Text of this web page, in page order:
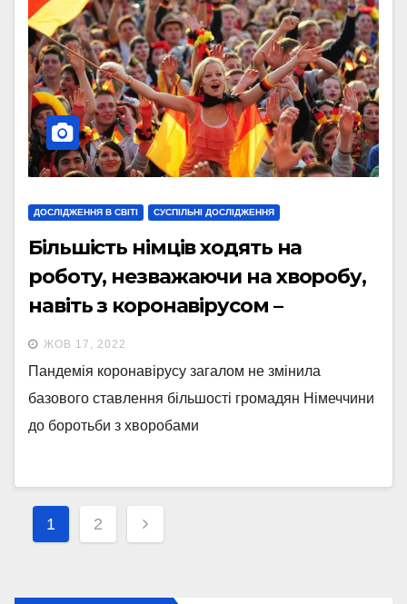
ДОСЛІДЖЕННЯ В СВІТІ СУСПІЛЬНІ ДОСЛІДЖЕННЯ
Більшість німців ходять на
роботу, незважаючи на хворобу,
навіть з коронавірусом –
опитування
ЖОВ 17, 2022
Пандемія коронавірусу загалом не змінила
базового ставлення більшості громадян Німеччини
до боротьби з хворобами
Навігація
записів
1 2